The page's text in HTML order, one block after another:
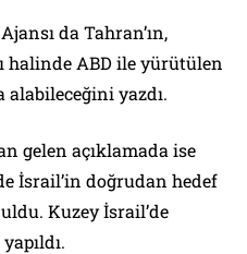
da Tahran’ın,
halinde ABD ile yürütülen
alabileceğini yazdı.
gelen açıklamada ise
İsrail’in doğrudan hedef
Kuzey İsrail’de